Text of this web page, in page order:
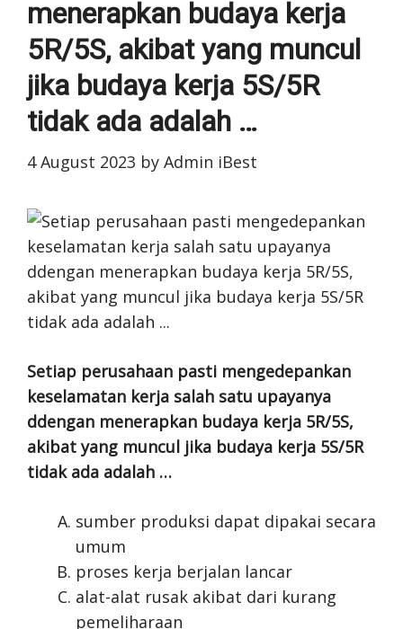
menerapkan budaya kerja
5R/5S, akibat yang muncul
jika budaya kerja 5S/5R
tidak ada adalah …
4 August 2023 by Admin iBest
Setiap perusahaan pasti mengedepankan
keselamatan kerja salah satu upayanya
ddengan menerapkan budaya kerja 5R/5S,
akibat yang muncul jika budaya kerja 5S/5R
tidak ada adalah …
sumber produksi dapat dipakai secara
umum
proses kerja berjalan lancar
alat-alat rusak akibat dari kurang
pemeliharaan